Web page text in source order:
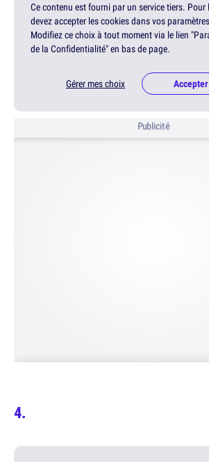
Ce contenu est fourni par un service tiers. Pour
devez accepter les cookies dans vos
Modifiez ce choix à tout moment via le lien
de la Confidentialité" en bas de page.
Gérer mes choix
Publicité